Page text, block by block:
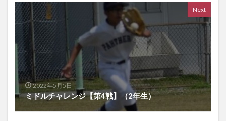
Next
2022年5月5日
ミドルチャレンジ【第4戦】（2年生）